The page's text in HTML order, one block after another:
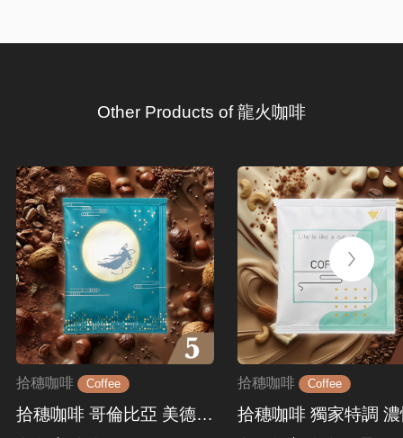
Other Products of 龍火咖啡
拾穗咖啡 Coffee
拾穗咖啡 哥倫比亞 美德琳 濾掛式咖啡
拾穗咖啡 Coffee